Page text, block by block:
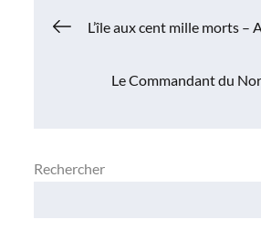
Navigation
L’île aux cent mille morts –
Le Commandant du
Rechercher